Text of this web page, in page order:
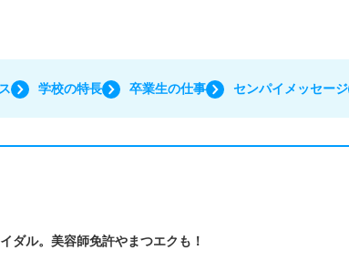
学校の特長 卒業生の仕事 センパイメッセージ
ダル。美容師免許やまつエクも！